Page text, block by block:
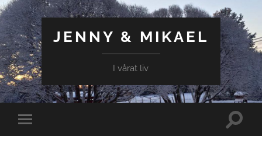
JENNY & MIKAEL
I vårat liv
Slå
på/av
Slå